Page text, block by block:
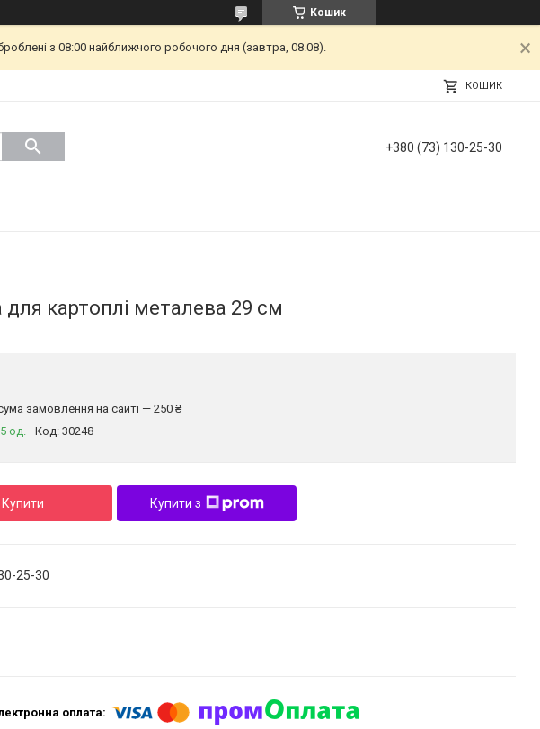
Кошик
з 08:00 найближчого робочого дня (завтра, 08.08).
КОШИК
+380 (73) 130-25-30
картоплі металева 29 см
замовлення на сайті — 250 ₴
од.
Код: 30248
Купити Купити з
25-30